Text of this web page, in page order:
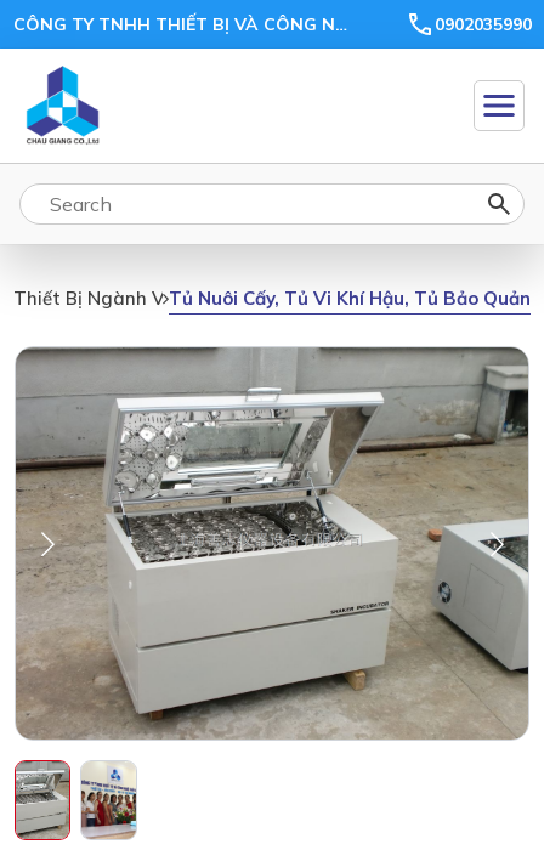
CÔNG TY TNHH THIẾT BỊ VÀ CÔNG NGHỆ CHÂU GIANG 0902035990
Thiết Bị Ngành Vi Sinh, Môi TrườngTủ Nuôi Cấy, Tủ Vi Khí Hậu, Tủ Bảo